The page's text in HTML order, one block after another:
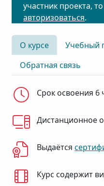
участник проекта,
авторизоваться.
О курсе Учебный
Обратная связь
Срок освоения 6
Дистанционное
Выдаётся
Курс содержит